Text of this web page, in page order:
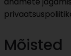
Mõisted